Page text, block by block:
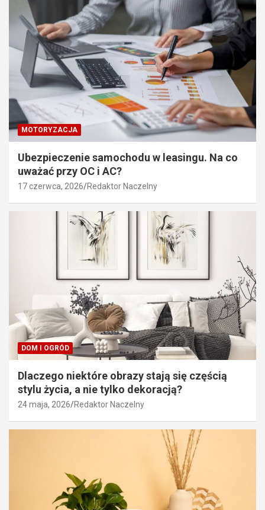
MOTORYZACJA
Ubezpieczenie samochodu w leasingu. Na co
uważać przy OC i AC?
17 czerwca, 2026 Redaktor Naczelny
DOM I OGRÓD
Dlaczego niektóre obrazy stają się częścią
stylu życia, a nie tylko dekoracją?
24 maja, 2026 Redaktor Naczelny